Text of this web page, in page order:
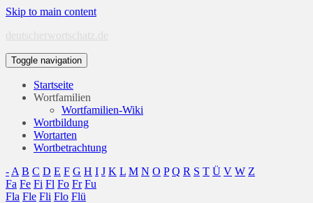
Skip to main content
deutscherwortschatz.de
Toggle navigation
Startseite
Wortfamilien
Wortfamilien-Wiki
Wortbildung
Wortarten
Wortbetrachtung
- A B C D E F G H I J K L M N O P Q R S T Ü V W Z
Fa Fe Fi Fl Fo Fr Fu
Fla Fle Fli Flo Flü